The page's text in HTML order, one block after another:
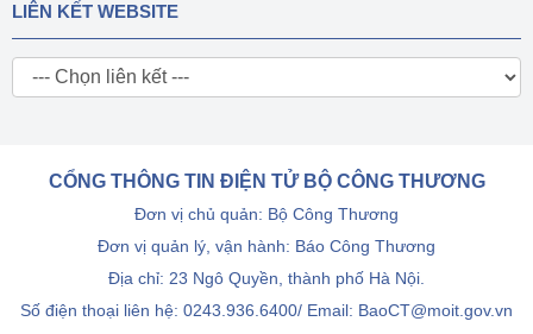
LIÊN KẾT WEBSITE
CỔNG THÔNG TIN ĐIỆN TỬ BỘ CÔNG THƯƠNG
Đơn vị chủ quản: Bộ Công Thương
Đơn vị quản lý, vận hành: Báo Công Thương
Địa chỉ: 23 Ngô Quyền, thành phố Hà Nội.
Số điện thoại liên hệ: 0243.936.6400/ Email: BaoCT@moit.gov.vn